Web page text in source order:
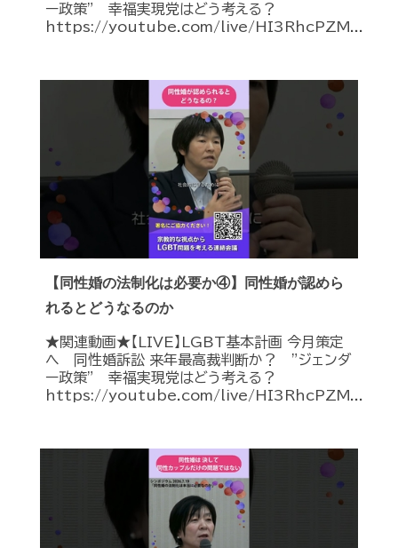
ー政策” 幸福実現党はどう考える？
https://youtube.com/live/HI3RhcPZM...
【同性婚の法制化は必要か④】同性婚が認めら
れるとどうなるのか
★関連動画★【LIVE】LGBT基本計画 今月策定
へ 同性婚訴訟 来年最高裁判断か？ ”ジェンダ
ー政策” 幸福実現党はどう考える？
https://youtube.com/live/HI3RhcPZM...